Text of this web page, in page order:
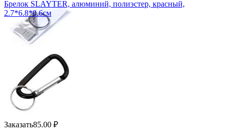
Брелок SLAYTER, алюминий, полиэстер, красный,
2.7*6.8*0.6см
Заказать85.00 ₽